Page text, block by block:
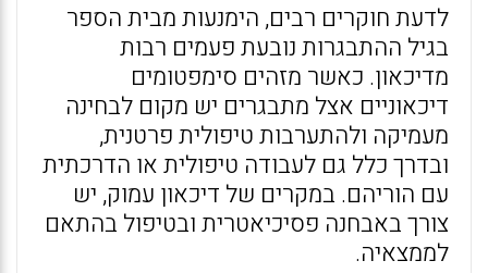
לדעת חוקרים רבים, הימנעות מבית הספר
בגיל ההתבגרות נובעת פעמים רבות
מדיכאון. כאשר מזהים סימפטומים
דיכאוניים אצל מתבגרים יש מקום לבחינה
מעמיקה ולהתערבות טיפולית פרטנית,
ובדרך כלל גם לעבודה טיפולית או הדרכתית
עם הוריהם. במקרים של דיכאון עמוק, יש
צורך באבחנה פסיכיאטרית ובטיפול בהתאם
לממצאיה.